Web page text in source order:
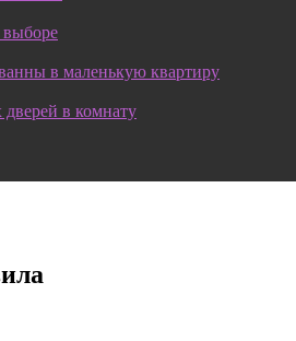
выборе
в маленькую квартиру
в комнату